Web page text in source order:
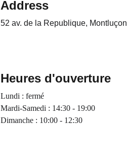
Address
52 av. de la Republique, Montluçon
Heures d'ouverture
Lundi : fermé
Mardi-Samedi : 14:30 - 19:00
Dimanche : 10:00 - 12:30